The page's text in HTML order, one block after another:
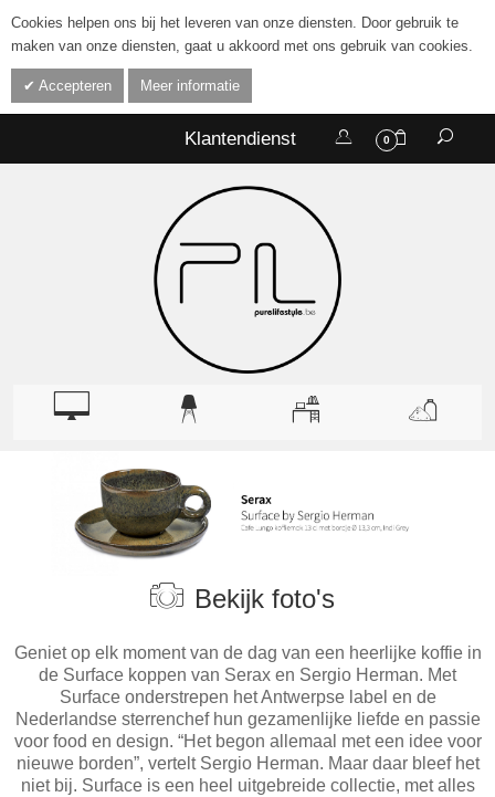
Cookies helpen ons bij het leveren van onze diensten. Door gebruik te
maken van onze diensten, gaat u akkoord met ons gebruik van cookies.
Accepteren Meer informatie
0
Klantendienst
Bekijk foto's
Geniet op elk moment van de dag van een heerlijke koffie in
de Surface koppen van Serax en Sergio Herman. Met
Surface onderstrepen het Antwerpse label en de
Nederlandse sterrenchef hun gezamenlijke liefde en passie
voor food en design. “Het begon allemaal met een idee voor
nieuwe borden”, vertelt Sergio Herman. Maar daar bleef het
niet bij. Surface is een heel uitgebreide collectie, met alles